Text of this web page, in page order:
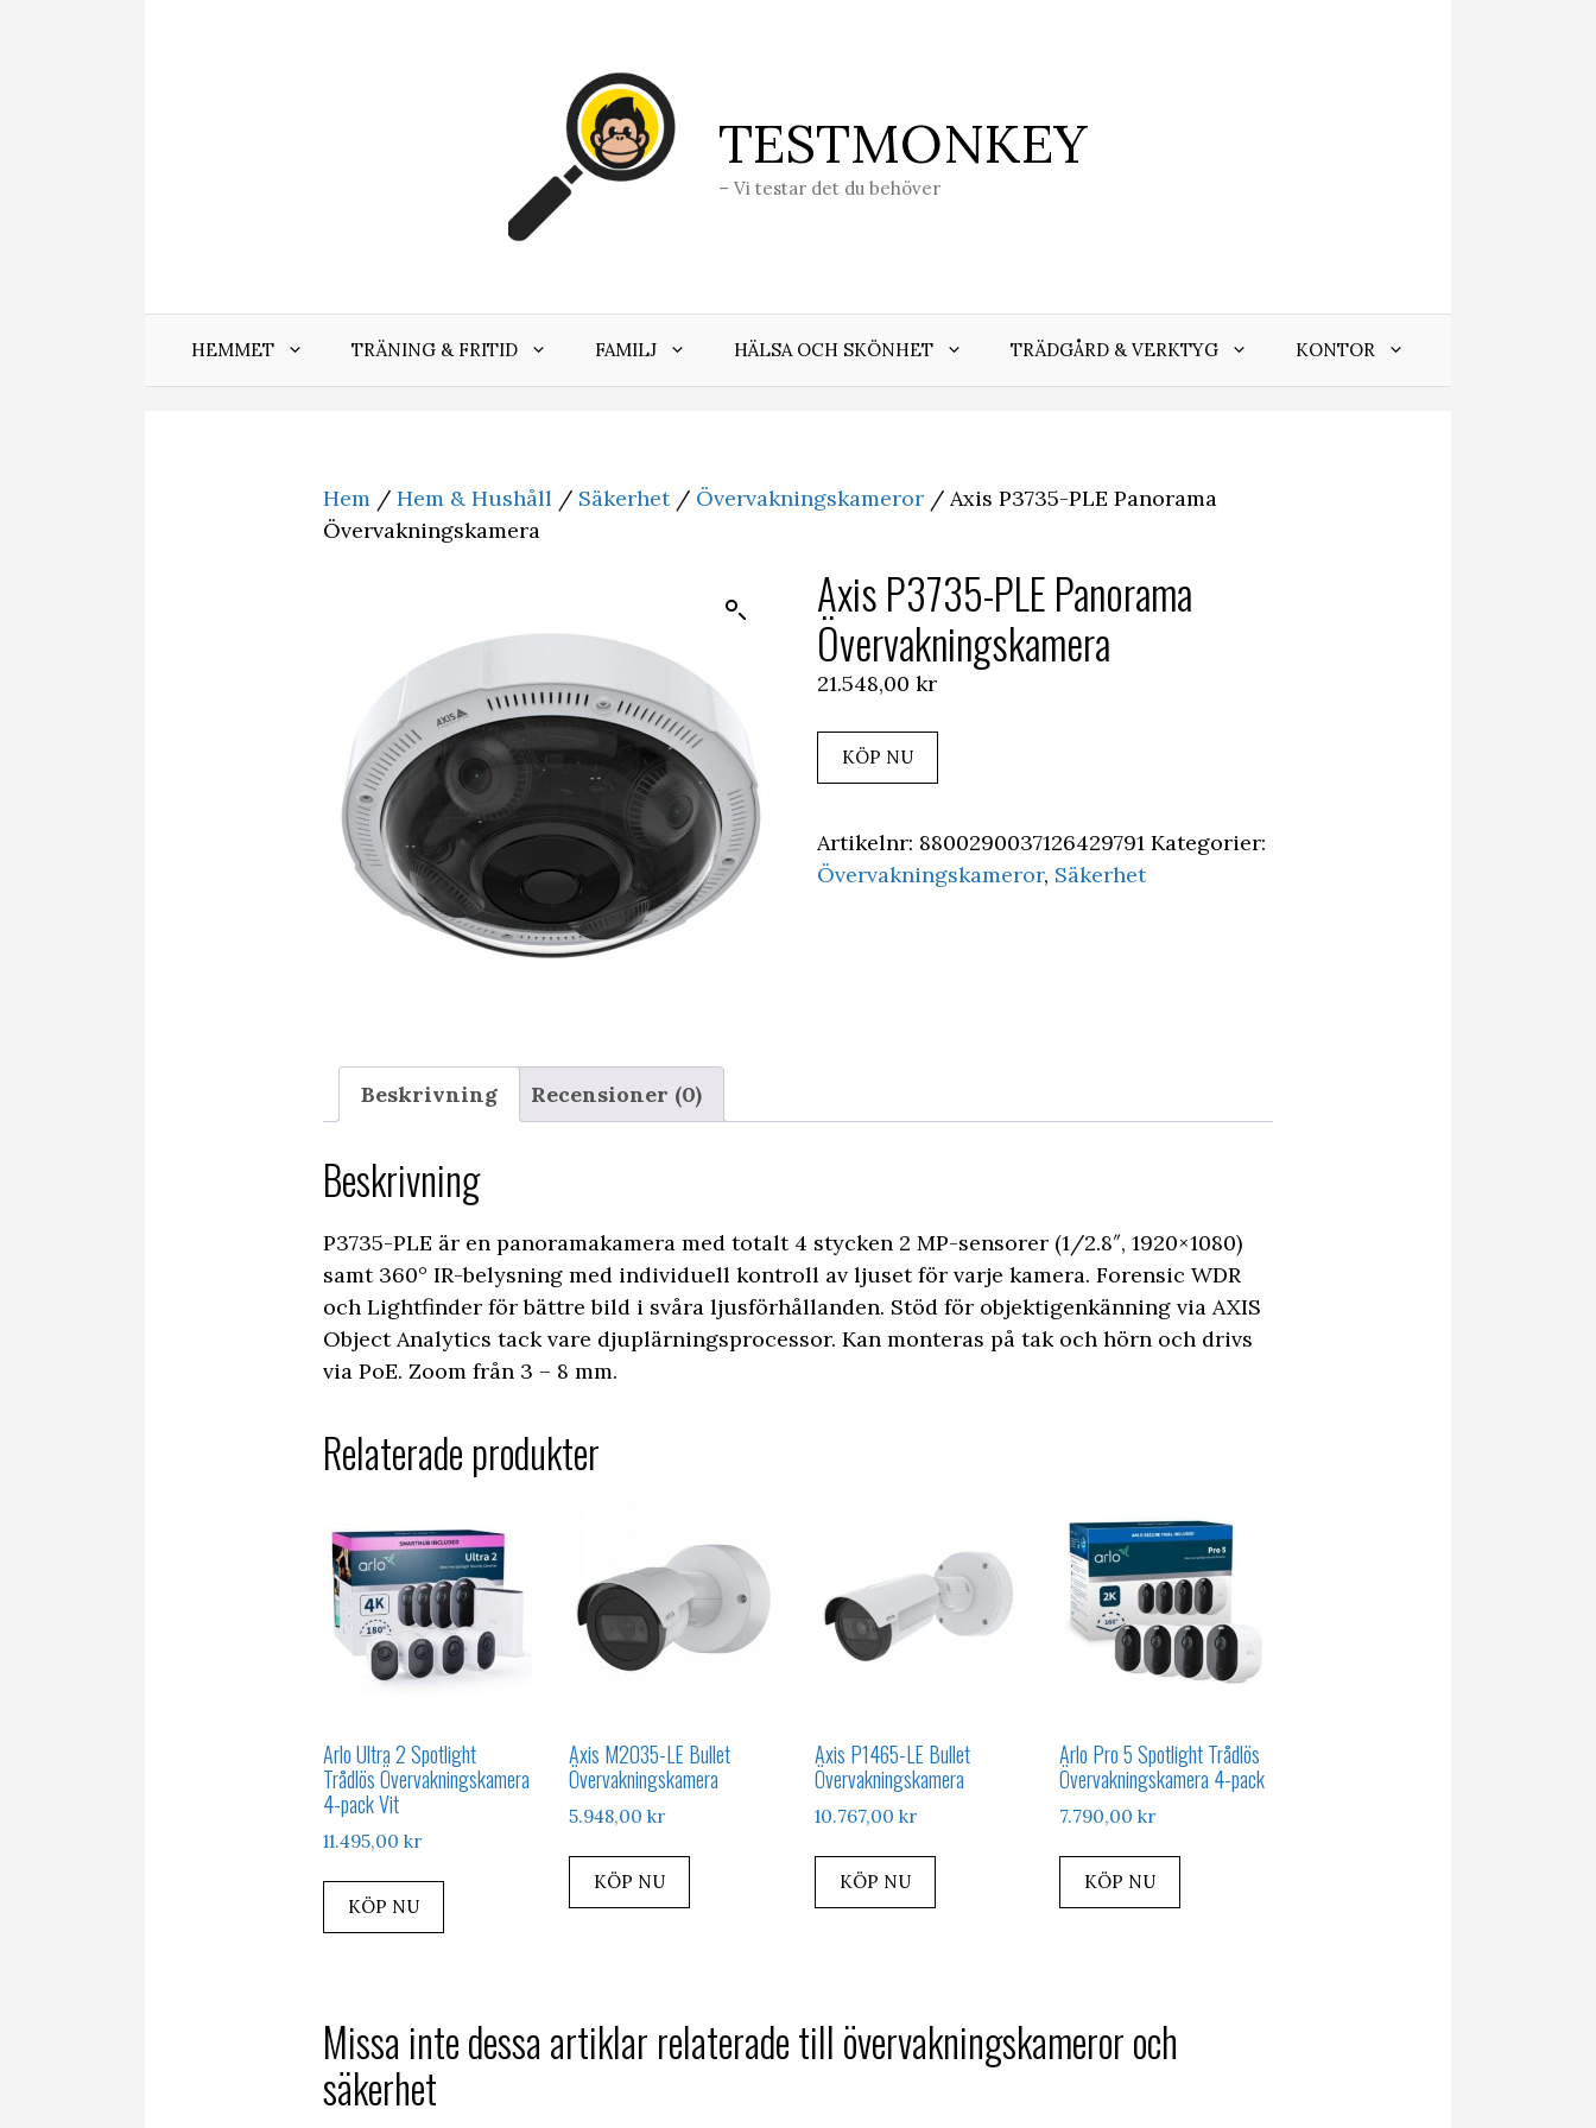
TESTMONKEY
– Vi testar det du behöver
HEMMET TRÄNING & FRITID FAMILJ HÄLSA OCH SKÖNHET TRÄDGÅRD & VERKTYG KONTOR
Hem / Hem & Hushåll / Säkerhet/ Övervakningskameror / Axis P3735-PLE Panorama
Övervakningskamera
Axis P3735-PLE Panorama
Övervakningskamera
21.548,00 kr
KÖP NU
Artikelnr: 8800290037126429791 Kategorier:
Övervakningskameror, Säkerhet
Beskrivning Recensioner (0)
Beskrivning
P3735-PLE är en panoramakamera med totalt 4 stycken 2 MP-sensorer (1/2.8″, 1920×1080)
samt 360° IR-belysning med individuell kontroll av ljuset för varje kamera. Forensic WDR
och Lightfinder för bättre bild i svåra ljusförhållanden. Stöd för objektigenkänning via AXIS
Object Analytics tack vare djuplärningsprocessor. Kan monteras på tak och hörn och drivs
via PoE. Zoom från 3 – 8 mm.
Relaterade produkter
Arlo Ultra 2 Spotlight
Trådlös Övervakningskamera
4-pack Vit
11.495,00 kr
KÖP NU
Axis M2035-LE Bullet
Övervakningskamera
5.948,00 kr
KÖP NU
Axis P1465-LE Bullet
Övervakningskamera
10.767,00 kr
KÖP NU
Arlo Pro 5 Spotlight Trådlös
Övervakningskamera 4-pack
7.790,00kr
KÖP NU
Missa inte dessa artiklar relaterade till övervakningskameror och
säkerhet